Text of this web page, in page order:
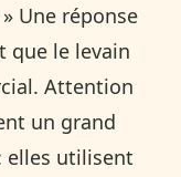
» Une réponse
que le levain
Attention
un grand
elles utilisent